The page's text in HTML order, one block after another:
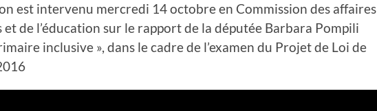
est intervenu mercredi 14 octobre en Commission des affaires
de l’éducation sur le rapport de la députée Barbara Pompili
inclusive », dans le cadre de l’examen du Projet de Loi de